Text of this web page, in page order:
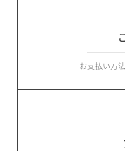
お支払い方